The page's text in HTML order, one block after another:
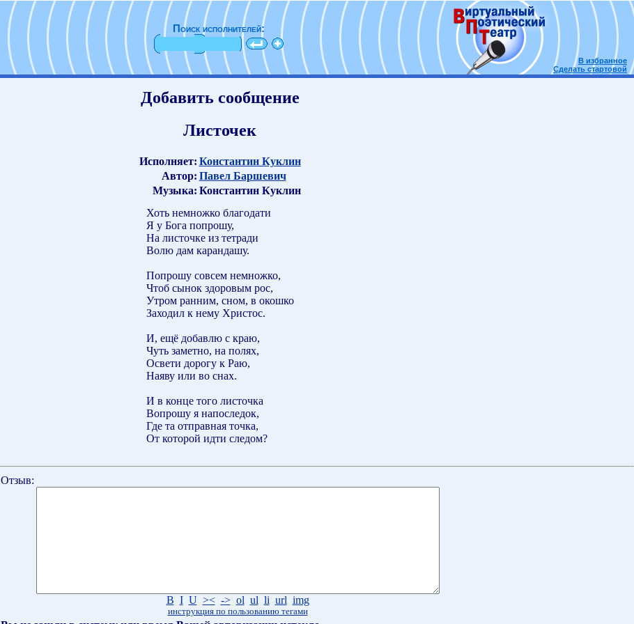
Поиск исполнителей:
В избранное
Сделать стартовой
Добавить сообщение
Листочек
Исполняет: Константин Куклин
Автор: Павел Баршевич
Музыка: Константин Куклин
Хоть немножко благодати
Я у Бога попрошу,
На листочке из тетради
Волю дам карандашу.
Попрошу совсем немножко,
Чтоб сынок здоровым рос,
Утром ранним, сном, в окошко
Заходил к нему Христос.
И, ещё добавлю с краю,
Чуть заметно, на полях,
Освети дорогу к Раю,
Наяву или во снах.
И в конце того листочка
Вопрошу я напоследок,
Где та отправная точка,
От которой идти следом?
Отзыв:
B I U >< -> ol ul li url img
инструкция по пользованию тегами